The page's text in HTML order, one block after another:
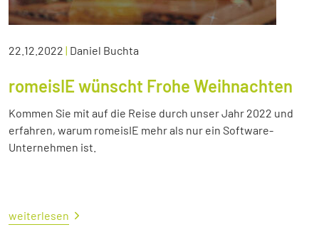
22.12.2022 | Daniel Buchta
romeisIE wünscht Frohe Weihnachten
Kommen Sie mit auf die Reise durch unser Jahr 2022 und
erfahren, warum romeisIE mehr als nur ein Software-
Unternehmen ist.
weiterlesen